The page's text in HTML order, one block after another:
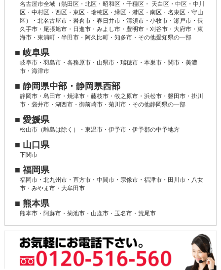
名古屋市全域（熱田区・北区・昭和区・千種区・ 天白区・中区・中川
区・中村区・西区・東区・瑞穂区・緑区・港区・南区・名東区・守山
区）・北名古屋市・岩倉市・春日井市・清須市・小牧市・瀬戸市・長
久手市・尾張旭市・日進市・みよし市・豊明市・刈谷市・大府市・東
海市・東浦町・半田市・阿久比町・知多市・その他愛知県の一部
■ 岐阜県
岐阜市・羽島市・各務原市・山県市・瑞穂市・本巣市・関市・美濃
市・海津市
■ 静岡県中部・静岡県西部
静岡市・島田市・焼津市・藤枝市・牧之原市・浜松市・磐田市・掛川
市・袋井市・湖西市・御前崎市・菊川市・その他静岡県の一部
■ 愛媛県
松山市（離島は除く）・東温市・伊予市・伊予郡の中予地方
■ 山口県
下関市
■ 福岡県
福岡市・北九州市・直方市・中間市・宗像市・福津市・田川市・八女
市・みやま市・大牟田市
■ 熊本県
熊本市・阿蘇市・菊池市・山鹿市・玉名市・荒尾市